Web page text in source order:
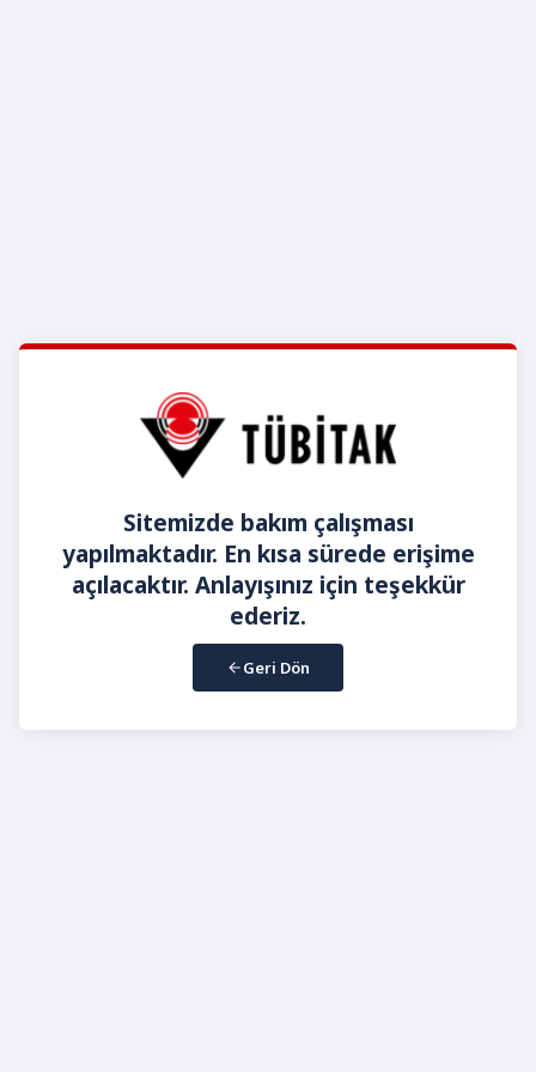
Sitemizde bakım çalışması
yapılmaktadır. En kısa sürede erişime
açılacaktır. Anlayışınız için teşekkür
ederiz.
Geri Dön